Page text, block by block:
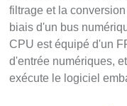
filtrage et la
biais d'un bus
CPU est équipé d'un
d'entrée numériques,
exécute le logiciel